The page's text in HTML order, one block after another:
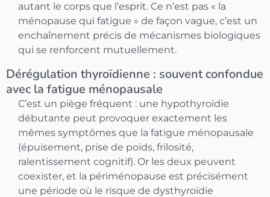
autant le corps que l’esprit. Ce n’est pas « la
ménopause qui fatigue » de façon vague, c’est un
enchaînement précis de mécanismes biologiques
qui se renforcent mutuellement.
Dérégulation thyroïdienne : souvent confondue
avec la fatigue ménopausale
C’est un piège fréquent : une hypothyroïdie
débutante peut provoquer exactement les
mêmes symptômes que la fatigue ménopausale
(épuisement, prise de poids, frilosité,
ralentissement cognitif). Or les deux peuvent
coexister, et la périménopause est précisément
une période où le risque de dysthyroïdie